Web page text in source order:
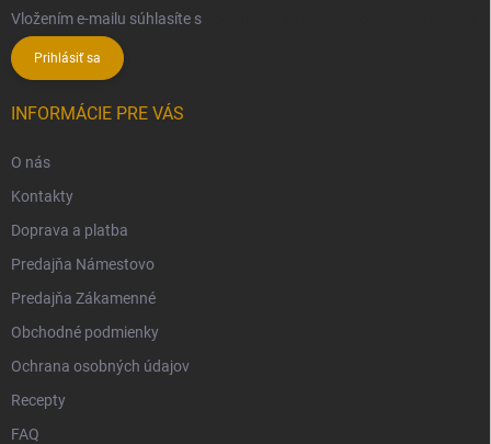
Vložením e-mailu súhlasíte s
Prihlásiť sa
INFORMÁCIE PRE VÁS
O nás
Kontakty
Doprava a platba
Predajňa Námestovo
Predajňa Zákamenné
Obchodné podmienky
Ochrana osobných údajov
Recepty
FAQ